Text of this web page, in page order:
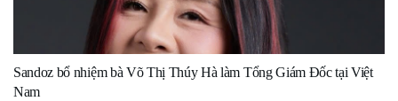
Sandoz bổ nhiệm bà Võ Thị Thúy Hà làm Tổng Giám Đốc tại Việt
Nam